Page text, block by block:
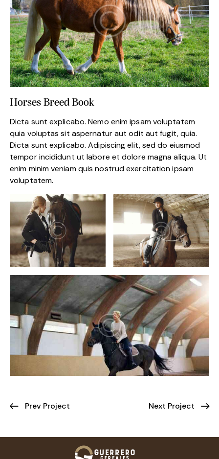
Horses Breed Book
Dicta sunt explicabo. Nemo enim ipsam voluptatem
quia voluptas sit aspernatur aut odit aut fugit, quia.
Dicta sunt explicabo. Adipiscing elit, sed do eiusmod
tempor incididunt ut labore et dolore magna aliqua. Ut
enim minim veniam quis nostrud exercitation ipsam
voluptatem.
Prev Project Next Project